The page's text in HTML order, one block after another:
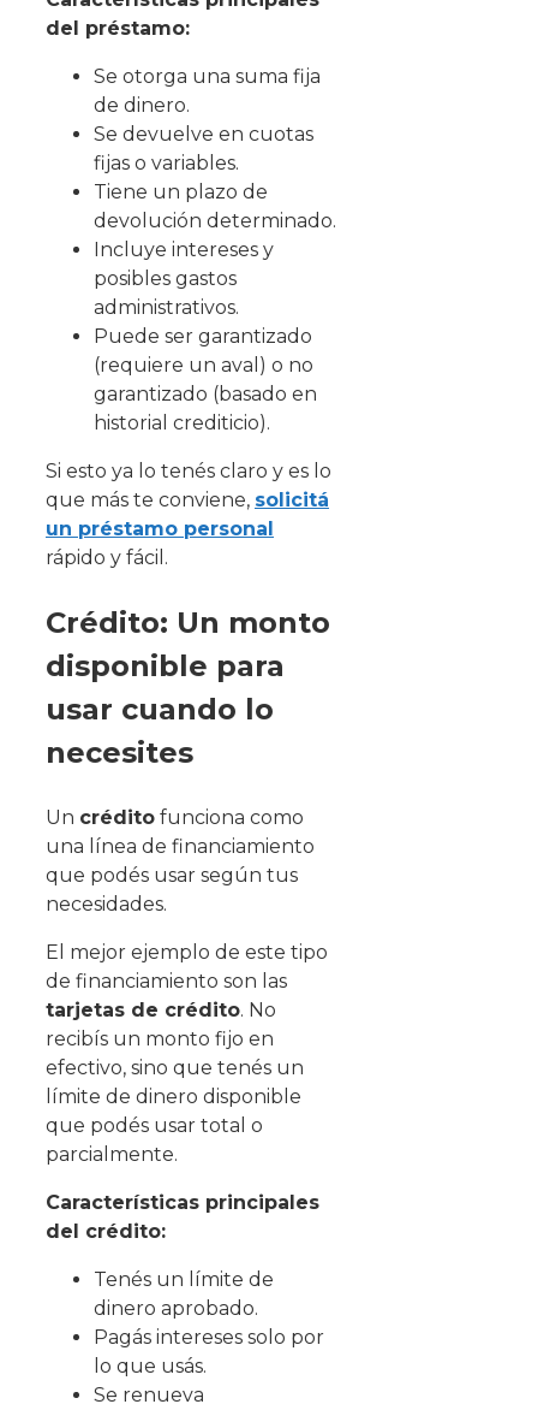
del préstamo:
Se otorga una suma fija
de dinero.
Se devuelve en cuotas
fijas o variables.
Tiene un plazo de
devolución determinado.
Incluye intereses y
posibles gastos
administrativos.
Puede ser garantizado
(requiere un aval) o no
garantizado (basado en
historial crediticio).
Si esto ya lo tenés claro y es lo
que más te conviene, solicitá
un préstamo personal
rápido y fácil.
Crédito: Un monto
disponible para
usar cuando lo
necesites
Un crédito funciona como
una línea de financiamiento
que podés usar según tus
necesidades.
El mejor ejemplo de este tipo
de financiamiento son las
tarjetas de crédito. No
recibís un monto fijo en
efectivo, sino que tenés un
límite de dinero disponible
que podés usar total o
parcialmente.
Características principales
del crédito:
Tenés un límite de
dinero aprobado.
Pagás intereses solo por
lo que usás.
Se renueva